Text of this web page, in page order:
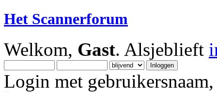
Het Scannerforum
Welkom, Gast. Alsjeblieft
Login met